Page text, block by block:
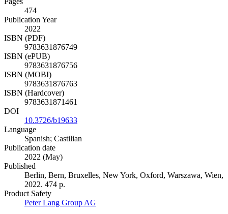
474
Publication Year
2022
ISBN (PDF)
9783631876749
ISBN (ePUB)
9783631876756
ISBN (MOBI)
9783631876763
ISBN (Hardcover)
9783631871461
DOI
10.3726/b19633
Language
Spanish; Castilian
Publication date
2022 (May)
Published
Berlin, Bern, Bruxelles, New York, Oxford, Warszawa, Wien,
2022. 474 p.
Product Safety
Peter Lang Group AG